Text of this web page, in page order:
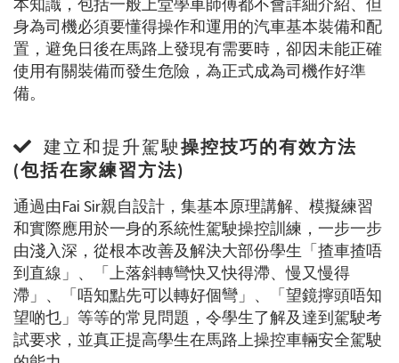
身為司機必須要懂得操作和運用的汽車基本裝備和配
置，避免日後在馬路上發現有需要時，卻因未能正確
使用有關裝備而發生危險，為正式成為司機作好準
備。
建立和提升駕駛操控技巧的有效方法
(包括在家練習方法)
通過由Fai Sir親自設計，集基本原理講解、模擬練習
和實際應用於一身的系統性駕駛操控訓練，一步一步
由淺入深，從根本改善及解決大部份學生「揸車揸唔
到直線」、「上落斜轉彎快又快得滯、慢又慢得
滯」、「唔知點先可以轉好個彎」、「望鏡擰頭唔知
望啲乜」等等的常見問題，令學生了解及達到駕駛考
試要求，並真正提高學生在馬路上操控車輛安全駕駛